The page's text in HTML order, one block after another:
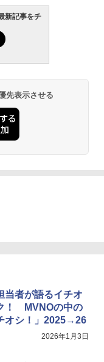
新記事をチ
先表示させる
当者が語るイチオ
！ MVNOの中の
オシ！」2025→26
2026年1月3日